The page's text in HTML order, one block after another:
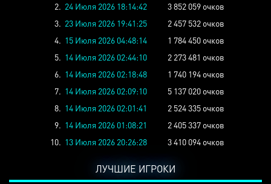
2. 24 Июля 2026 18:14:42
3 852 059 очков
3. 23 Июля 2026 19:41:25
2 457 532 очков
4. 15 Июля 2026 04:48:14
1 784 450 очков
5. 14 Июля 2026 02:44:10
2 273 481 очков
6. 14 Июля 2026 02:18:48
1 740 194 очков
7. 14 Июля 2026 02:09:10
5 137 020 очков
8. 14 Июля 2026 02:01:41
2 524 335 очков
9. 14 Июля 2026 01:08:21
2 405 337 очков
10. 13 Июля 2026 20:26:28 3 410 094 очков
ЛУЧШИЕ ИГРОКИ